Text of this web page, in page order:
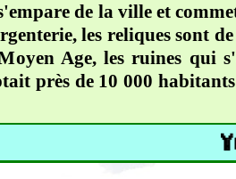
de la ville et
les reliques sont
Age, les ruines qui
près de 10 000